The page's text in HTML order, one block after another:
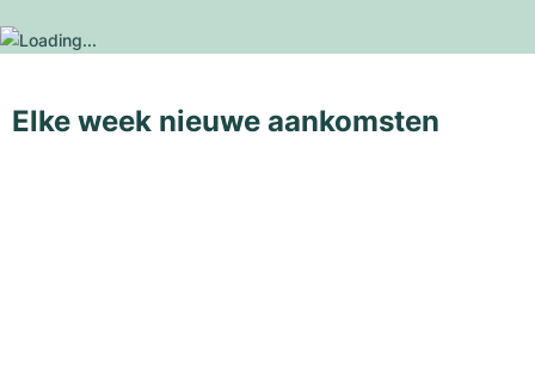
Elke week nieuwe aankomsten